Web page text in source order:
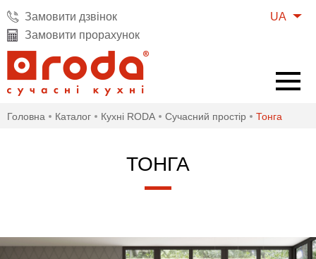
UA
Замовити дзвінок
Замовити прорахунок
Головна Каталог Кухні RODA Cучасний простір Тонга
ТОНГА